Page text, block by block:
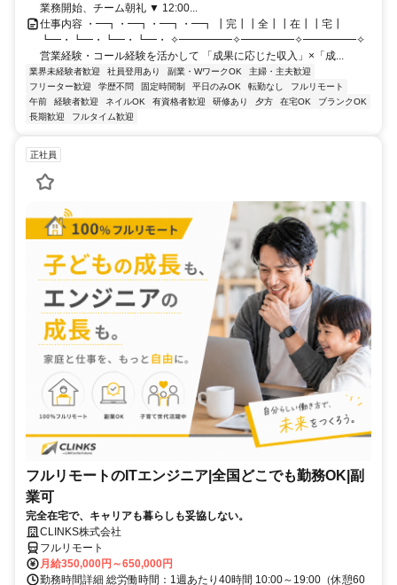
業務開始、チーム朝礼 ▼ 12:00...
仕事内容 ・━┓・━┓・━┓・━┓ ┃完┃┃全┃┃在┃┃宅┃
┗━・┗━・┗━・┗━・ ✧━━━━━✧━━━━━✧━━━━━✧
営業経験・コール経験を活かして 「成果に応じた収入」×「成...
業界未経験者歓迎 社員登用あり 副業・WワークOK
主婦・主夫歓迎
フリーター歓迎
学歴不問 固定時間制 平日のみOK 転勤なし
フルリモート
午前
経験者歓迎 ネイルOK 有資格者歓迎 研修あり 夕方 在宅OK
ブランクOK
長期歓迎
フルタイム歓迎
正社員
フルリモートのITエンジニア|全国どこでも勤務OK|副
業可
完全在宅で、キャリアも暮らしも妥協しない。
CLINKS株式会社
フルリモート
月給350,000円～650,000円
勤務時間詳細 総労働時間：1週あたり40時間 10:00～19:00（休憩60